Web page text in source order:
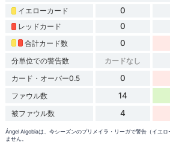
イエローカード 0
レッドカード 0
合計カード数 0
分単位での警告数 カードなし
カード・オーバー0.5 0
ファウル数 14
被ファウル数 4
Ángel Algobiaは、今シーズンのプリメイラ・リーガで警告（イエ
ません。